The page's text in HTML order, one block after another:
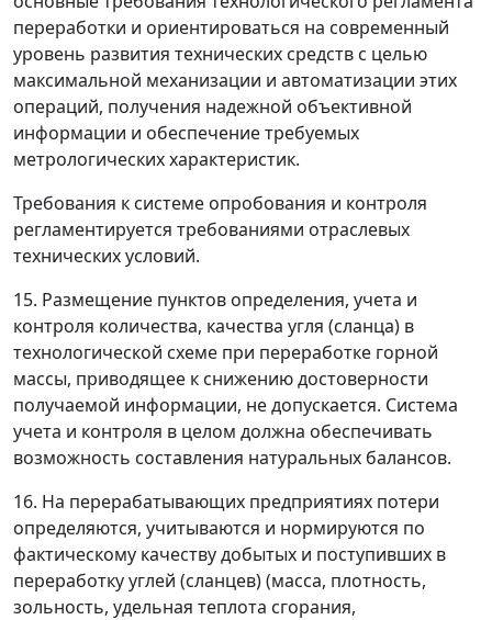
переработки и ориентироваться на современный
уровень развития технических средств с целью
максимальной механизации и автоматизации этих
операций, получения надежной объективной
информации и обеспечение требуемых
метрологических характеристик.
Требования к системе опробования и контроля
регламентируется требованиями отраслевых
технических условий.
15. Размещение пунктов определения, учета и
контроля количества, качества угля (сланца) в
технологической схеме при переработке горной
массы, приводящее к снижению достоверности
получаемой информации, не допускается. Система
учета и контроля в целом должна обеспечивать
возможность составления натуральных балансов.
16. На перерабатывающих предприятиях потери
определяются, учитываются и нормируются по
фактическому качеству добытых и поступивших в
переработку углей (сланцев) (масса, плотность,
зольность, удельная теплота сгорания,